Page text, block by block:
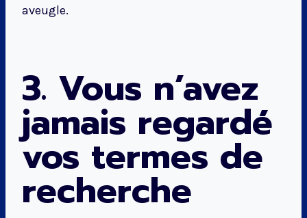
aveugle.
3. Vous n’avez
jamais regardé
vos termes de
recherche